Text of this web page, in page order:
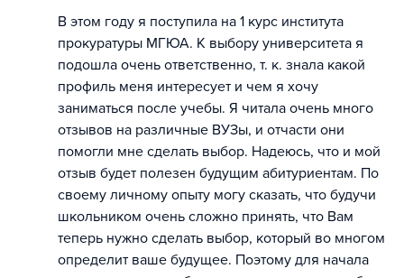
В этом году я поступила на 1 курс института
прокуратуры МГЮА. К выбору университета я
подошла очень ответственно, т. к. знала какой
профиль меня интересует и чем я хочу
заниматься после учебы. Я читала очень много
отзывов на различные ВУЗы, и отчасти они
помогли мне сделать выбор. Надеюсь, что и мой
отзыв будет полезен будущим абитуриентам. По
своему личному опыту могу сказать, что будучи
школьником очень сложно принять, что Вам
теперь нужно сделать выбор, который во многом
определит ваше будущее. Поэтому для начала